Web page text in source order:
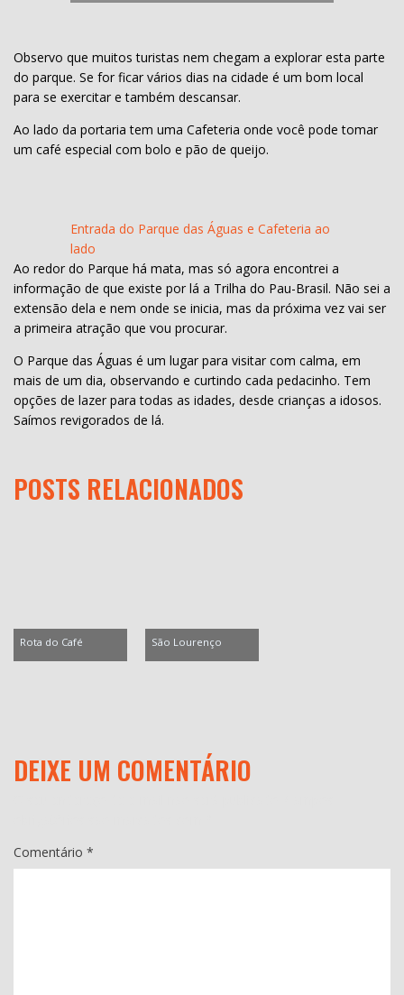
Observo que muitos turistas nem chegam a explorar esta parte
do parque. Se for ficar vários dias na cidade é um bom local
para se exercitar e também descansar.
Ao lado da portaria tem uma Cafeteria onde você pode tomar
um café especial com bolo e pão de queijo.
Entrada do Parque das Águas e Cafeteria ao
lado
Ao redor do Parque há mata, mas só agora encontrei a
informação de que existe por lá a Trilha do Pau-Brasil. Não sei a
extensão dela e nem onde se inicia, mas da próxima vez vai ser
a primeira atração que vou procurar.
O Parque das Águas é um lugar para visitar com calma, em
mais de um dia, observando e curtindo cada pedacinho. Tem
opções de lazer para todas as idades, desde crianças a idosos.
Saímos revigorados de lá.
POSTS RELACIONADOS
Rota do Café São Lourenço
DEIXE UM COMENTÁRIO
Comentário *